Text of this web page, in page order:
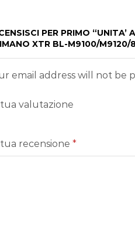
PER PRIMO
XTR BL-M9100/M9120/
email address will not be
tua valutazione
tua recensione *